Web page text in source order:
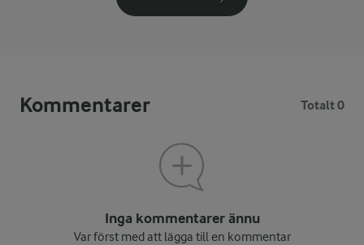
Kommentarer Totalt 0
Inga kommentarer ännu
Var först med att lägga till en kommentar